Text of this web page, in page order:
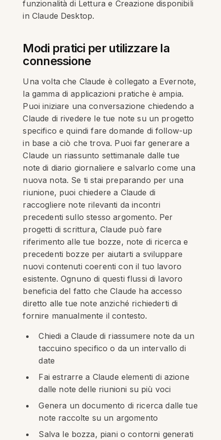
funzionalità di Lettura e Creazione disponibili
in Claude Desktop.
Modi pratici per utilizzare la
connessione
Una volta che Claude è collegato a Evernote,
la gamma di applicazioni pratiche è ampia.
Puoi iniziare una conversazione chiedendo a
Claude di rivedere le tue note su un progetto
specifico e quindi fare domande di follow-up
in base a ciò che trova. Puoi far generare a
Claude un riassunto settimanale dalle tue
note di diario giornaliere e salvarlo come una
nuova nota. Se ti stai preparando per una
riunione, puoi chiedere a Claude di
raccogliere note rilevanti da incontri
precedenti sullo stesso argomento. Per
progetti di scrittura, Claude può fare
riferimento alle tue bozze, note di ricerca e
precedenti bozze per aiutarti a sviluppare
nuovi contenuti coerenti con il tuo lavoro
esistente. Ognuno di questi flussi di lavoro
beneficia del fatto che Claude ha accesso
diretto alle tue note anziché richiederti di
fornire manualmente il contesto.
Chiedi a Claude di riassumere note da un
taccuino specifico o da un intervallo di
date
Fai estrarre a Claude elementi di azione
dalle note delle riunioni su più voci
Genera un documento di ricerca dalle tue
note raccolte su un argomento
Salva le bozza, piani o contorni generati